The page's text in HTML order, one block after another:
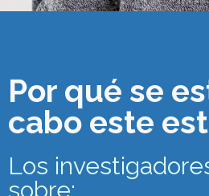
Por qué se
cabo este
Los
sobre: